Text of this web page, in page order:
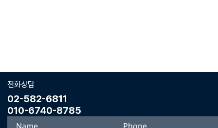
전화상담
02-582-6811
010-6740-8785